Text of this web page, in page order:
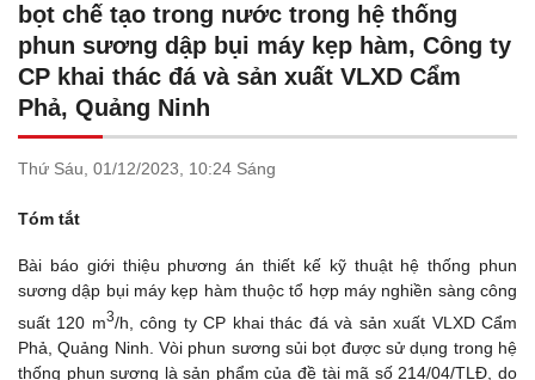
bọt chế tạo trong nước trong hệ thống
phun sương dập bụi máy kẹp hàm, Công ty
CP khai thác đá và sản xuất VLXD Cẩm
Phả, Quảng Ninh
Thứ Sáu, 01/12/2023, 10:24 Sáng
Tóm tắt
Bài báo giới thiệu phương án thiết kế kỹ thuật hệ thống phun
sương dập bụi máy kẹp hàm thuộc tổ hợp máy nghiền sàng công
suất 120 m3/h, công ty CP khai thác đá và sản xuất VLXD Cẩm
Phả, Quảng Ninh. Vòi phun sương sủi bọt được sử dụng trong hệ
thống phun sương là sản phẩm của đề tài mã số 214/04/TLĐ, do